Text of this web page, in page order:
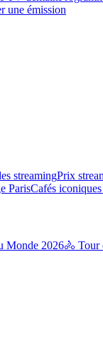
une émission
streamingPrix
ParisCafés
Monde 2026🚴 Tour